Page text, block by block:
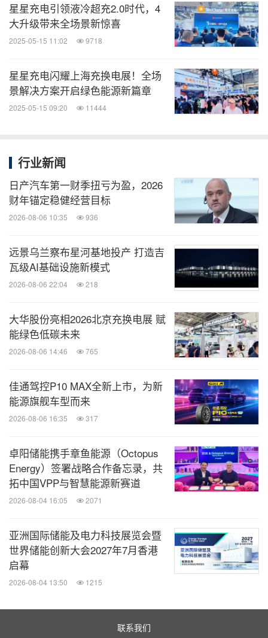
星星充电引领液冷超充2.0时代，4
大升级带来全场景新惊喜
2025-05-15 11:02 9718
星星充电闪耀上海充换电展！全场
景解决方案开启绿色能源新篇章
2025-05-15 09:20 11444
行业新闻
日产汽车第一财季扭亏为盈，2026
财年锚定稳健经营目标
2026-08-06 10:35 936
远景乌兰察布星河基地投产 打造吉
瓦级AI基础设施新模式
2026-08-06 22:04 218
大华股份亮相2026北京充换电展 赋
能绿色低碳未来
2026-08-06 14:46 765
佳通驾控P10 MAX全新上市，为新
能源旗舰车型而来
2026-08-06 16:35 317
卓阳储能携手章鱼能源（Octopus
Energy）签署战略合作备忘录，共
拓中国VPP与智慧能源新赛道
2026-08-04 16:05 2071
亚洲国际储能及电力科技展览会暨
世界储能创新大会2027年7月香港
启幕
2026-08-04 13:50 1215
联系我们